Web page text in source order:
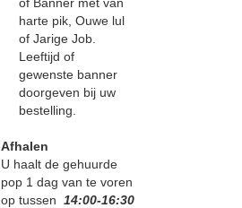
harte pik, Ouwe lul
of Jarige Job.
Leeftijd of
gewenste banner
doorgeven bij uw
bestelling.
Afhalen
U haalt de gehuurde
pop 1 dag van te voren
op tussen 14:00-16:30